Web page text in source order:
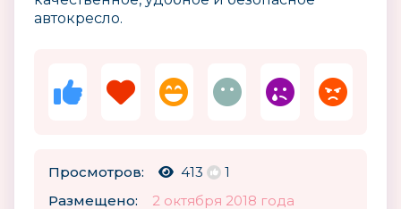
автокресло.
Просмотров: 413
1
Размещено:
2 октября 2018 года